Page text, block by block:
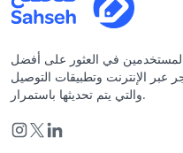
في العثور على أفضل
عبر الإنترنت وتطبيقات التوصيل
والتي يتم تحديثها باستمرار.